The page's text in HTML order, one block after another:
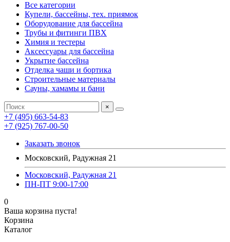
Все категории
Купели, бассейны, тех. приямок
Оборудование для бассейна
Трубы и фитинги ПВХ
Химия и тестеры
Аксессуары для бассейна
Укрытие бассейна
Отделка чаши и бортика
Строительные материалы
Сауны, хамамы и бани
×
+7 (495) 663-54-83
+7 (925) 767-00-50
Заказать звонок
Московский, Радужная 21
Московский, Радужная 21
ПН-ПТ 9:00-17:00
0
Ваша корзина пуста!
Корзина
Каталог